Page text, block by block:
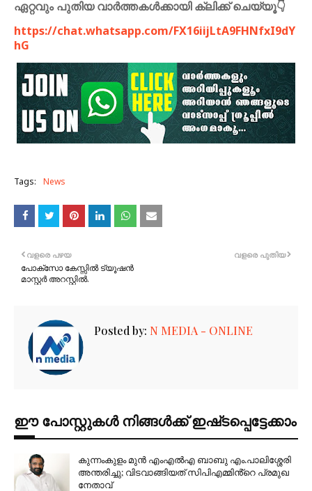
ഏറ്റവും പുതിയ വാർത്തകൾക്കായി ക്ലിക്ക് ചെയ്യൂ👇
https://chat.whatsapp.com/FX16iijLtA9FHNfxI9dY
hG
Tags: News
വളരെ പുതിയ
വളരെ പഴയ
പോക്സോ കേസ്സിൽ ട്യൂഷൻ
മാസ്റ്റർ അറസ്റ്റിൽ.
Posted by: N MEDIA - ONLINE
ഈ പോസ്റ്റുകൾ നിങ്ങൾക്ക് ഇഷ്‌‌ടപ്പെട്ടേക്കാം
കുന്നംകുളം മുൻ എംഎൽഎ ബാബു എം.പാലിശ്ശേരി
അന്തരിച്ചു; വിടവാങ്ങിയത് സിപിഎമ്മിൻ്റെ പ്രമുഖ
നേതാവ്